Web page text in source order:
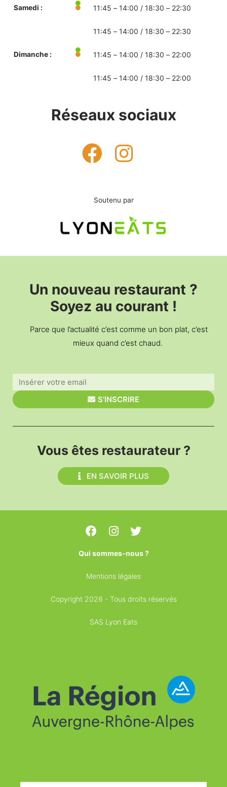
Samedi : 11:45 – 14:00 / 18:30 – 22:30
11:45 – 14:00 / 18:30 – 22:30
Dimanche : 11:45 – 14:00 / 18:30 – 22:00
11:45 – 14:00 / 18:30 – 22:00
Réseaux sociaux
Soutenu par
Un nouveau restaurant ?
Soyez au courant !
Parce que l’actualité c’est comme un bon plat, c’est
mieux quand c’est chaud.
S'INSCRIRE
Vous êtes restaurateur ?
EN SAVOIR PLUS
Qui sommes-nous ?
Mentions légales
Copyright 2026 - Tous droits réservés
SAS Lyon Eats